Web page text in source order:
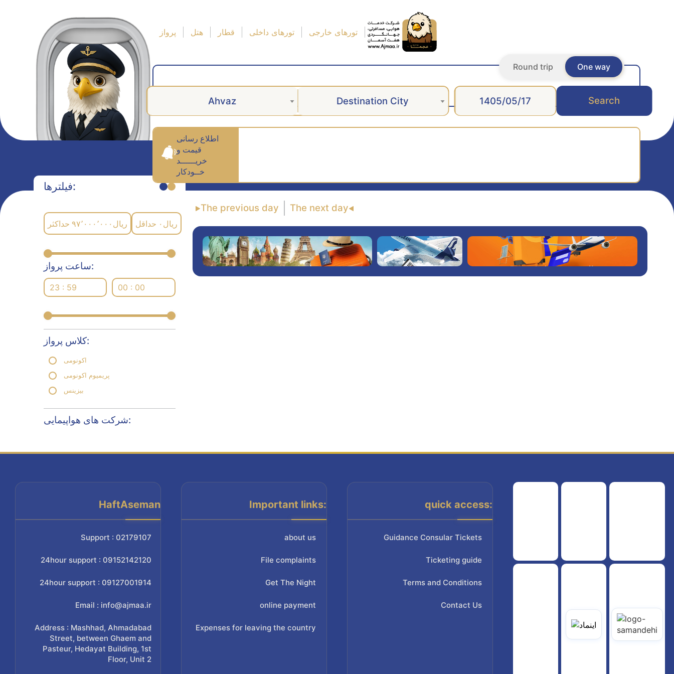
پرواز هتل قطار تورهای داخلی تورهای خارجی
One way
Round trip
Ahvaz Destination City Search
اطلاع رسانی
قیمت و
خریــــــد
خــودکار
فیلترها:
حداکثر ۹۷٬۰۰۰٬۰۰۰ ریال حداقل ۰ ریال
ساعت پرواز:
23 : 59 00 : 00
کلاس پرواز:
اکونومی
پریمیوم اکونومی
بیزینس
شرکت های هواپیمایی:
The previous day The next day
HaftAseman
Support : 02179107
24hour support : 09152142120
24hour support : 09127001914
Email : info@ajmaa.ir
Address : Mashhad, Ahmadabad
Street, between Ghaem and
Pasteur, Hedayat Building, 1st
Floor, Unit 2
Important links:
about us
File complaints
Get The Night
online payment
Expenses for leaving the country
quick access:
Guidance Consular Tickets
Ticketing guide
Terms and Conditions
Contact Us